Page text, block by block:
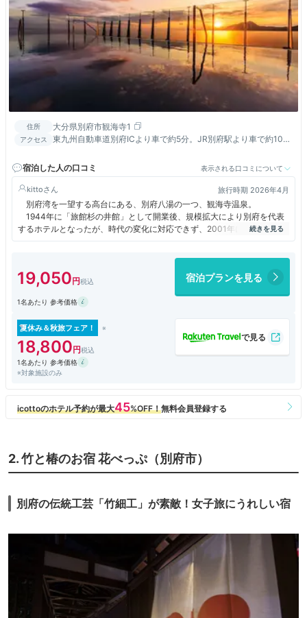
住所 大分県別府市観海寺1
アクセス
東九州自動車道別府ICより車で約5分。JR別府駅より車で約10
宿泊した人の口コミ
表示される口コミについて
kitto 旅行時期 2026年4月
別府湾を一望する高台にある、別府八湯の一つ、観海寺温泉。
1944年に「旅館杉の井館」として開業後、規模拡大により別府を代表
するホテルとなったが、時代の変化に対応できず、2001年に民事再生法
の適用を申請。
替えに着手、2025年に星館が開業し、客室総数791を誇る別府最大のホ
テルとなった。
客室棟の中心に位置する「杉乃井パレス」には、展望露天風呂「棚湯」
客室棟は虹館(2021年,8階,155室）、宙館(2023年,14階,336室)、星館
(2025年,13階,300室)の3棟。
今回予約したのは、フラッグシップ棟である宙館のプレミアムスタンダ
ード海側(33.9㎡)だったが、デラックス海側( 46.8㎡)にアップグレードし
内装は絵画やタペストリーの類もなく、シンプルというより簡素。
ベッドはフットベンチ付のワイドシングルが2台。窓際のコーナーにソ
無料WiFi、冷蔵庫、ポット、金庫、ドライヤーなど、設備・アメニティ
ーに不足はなく、設備が新しいだけあって、USB端子も。液晶テレビも
65インチの大型。
温泉大浴場は宙館13階「宙湯」(15:00～24:00,5:30～10:00)と杉乃井
パレス2階「棚湯」(5:30～24:00)の2か所。男女別に内湯・露天・サウナ
まずは「宙湯」へ。宙館(全客室)と星館(海側客室)の宿泊者限定の大浴
「最上階、 海抜約250ｍからの開放感あふれる大パノラマ」を期待し
て行ったところ、この日は風が強くて、湯舟から出ると寒い。確かに、別
府の街や湾の眺めはいいが、ゆったりと湯に浸かりながら眺める気分では
ない。
19,050 宿泊プランを見る
1名あたり 参考価格
夏休み＆秋旅フェア！
18,800
1名あたり 参考価格
※対象施設のみ
2. 竹と椿のお宿 花べっぷ（別府市）
別府の伝統工芸「竹細工」が素敵！女子旅にうれしい宿